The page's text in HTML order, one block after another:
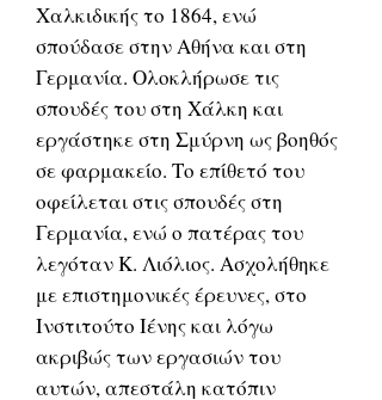
Χαλκιδικής το 1864, ενώ
σπούδασε στην Αθήνα και στη
Γερμανία. Ολοκλήρωσε τις
σπουδές του στη Χάλκη και
εργάστηκε στη Σμύρνη ως βοηθός
σε φαρμακείο. Το επίθετό του
οφείλεται στις σπουδές στη
Γερμανία, ενώ ο πατέρας του
λεγόταν K. Λιόλιος. Ασχολήθηκε
με επιστημονικές έρευνες, στο
Ινστιτούτο Ιένης και λόγω
ακριβώς των εργασιών του
αυτών, απεστάλη κατόπιν